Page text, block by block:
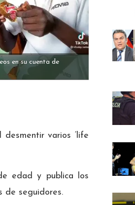
en su cuenta de
varios ‘life
edad y publica los
de seguidores.